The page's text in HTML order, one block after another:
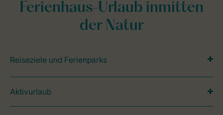
Ferienhaus-Urlaub inmitten
der Natur
Reiseziele und Ferienparks
Aktivurlaub